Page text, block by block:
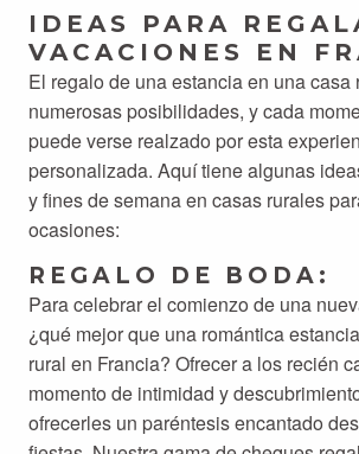
IDEAS PARA
VACACIONES EN
El regalo de una estancia en una casa
numerosas posibilidades, y cada
puede verse realzado por esta
personalizada. Aquí tiene algunas
y fines de semana en casas rurales
ocasiones:
REGALO DE BODA:
Para celebrar el comienzo de una
¿qué mejor que una romántica
rural en Francia? Ofrecer a los recién
momento de intimidad y
ofrecerles un paréntesis encantado